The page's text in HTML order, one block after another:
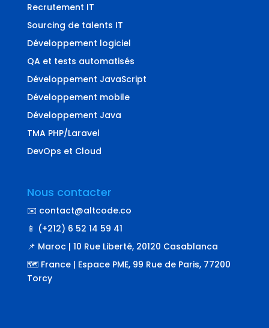
Recrutement IT
Sourcing de talents IT
Développement logiciel
QA et tests automatisés
Développement JavaScript
Développement mobile
Développement Java
TMA PHP/Laravel
DevOps et Cloud
Nous contacter
✉️ contact@altcode.co
📱 (+212) 6 52 14 59 41
📌 Maroc | 10 Rue Liberté, 20120 Casablanca
🗺️ France | Espace PME, 99 Rue de Paris, 77200
Torcy